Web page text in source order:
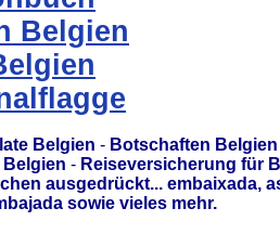
Belgien
Belgien - Botschaften Belgien
Belgien - Reiseversicherung für
ausgedrückt...
sowie vieles mehr.